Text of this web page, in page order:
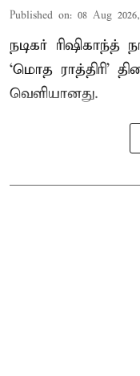
Published on: 08 Aug
நடிகர் ரிஷிகாந்த்
‘மொத ராத்திரி’
வெளியானது.